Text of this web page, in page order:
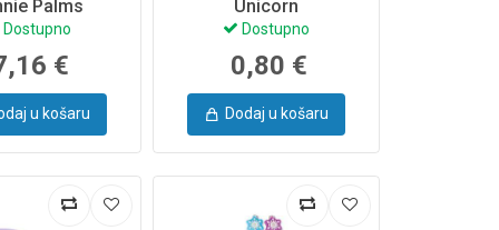
Palms
Dostupno
€
u košaru
Unicorn
Dostupno
0,80 €
Dodaj u košaru